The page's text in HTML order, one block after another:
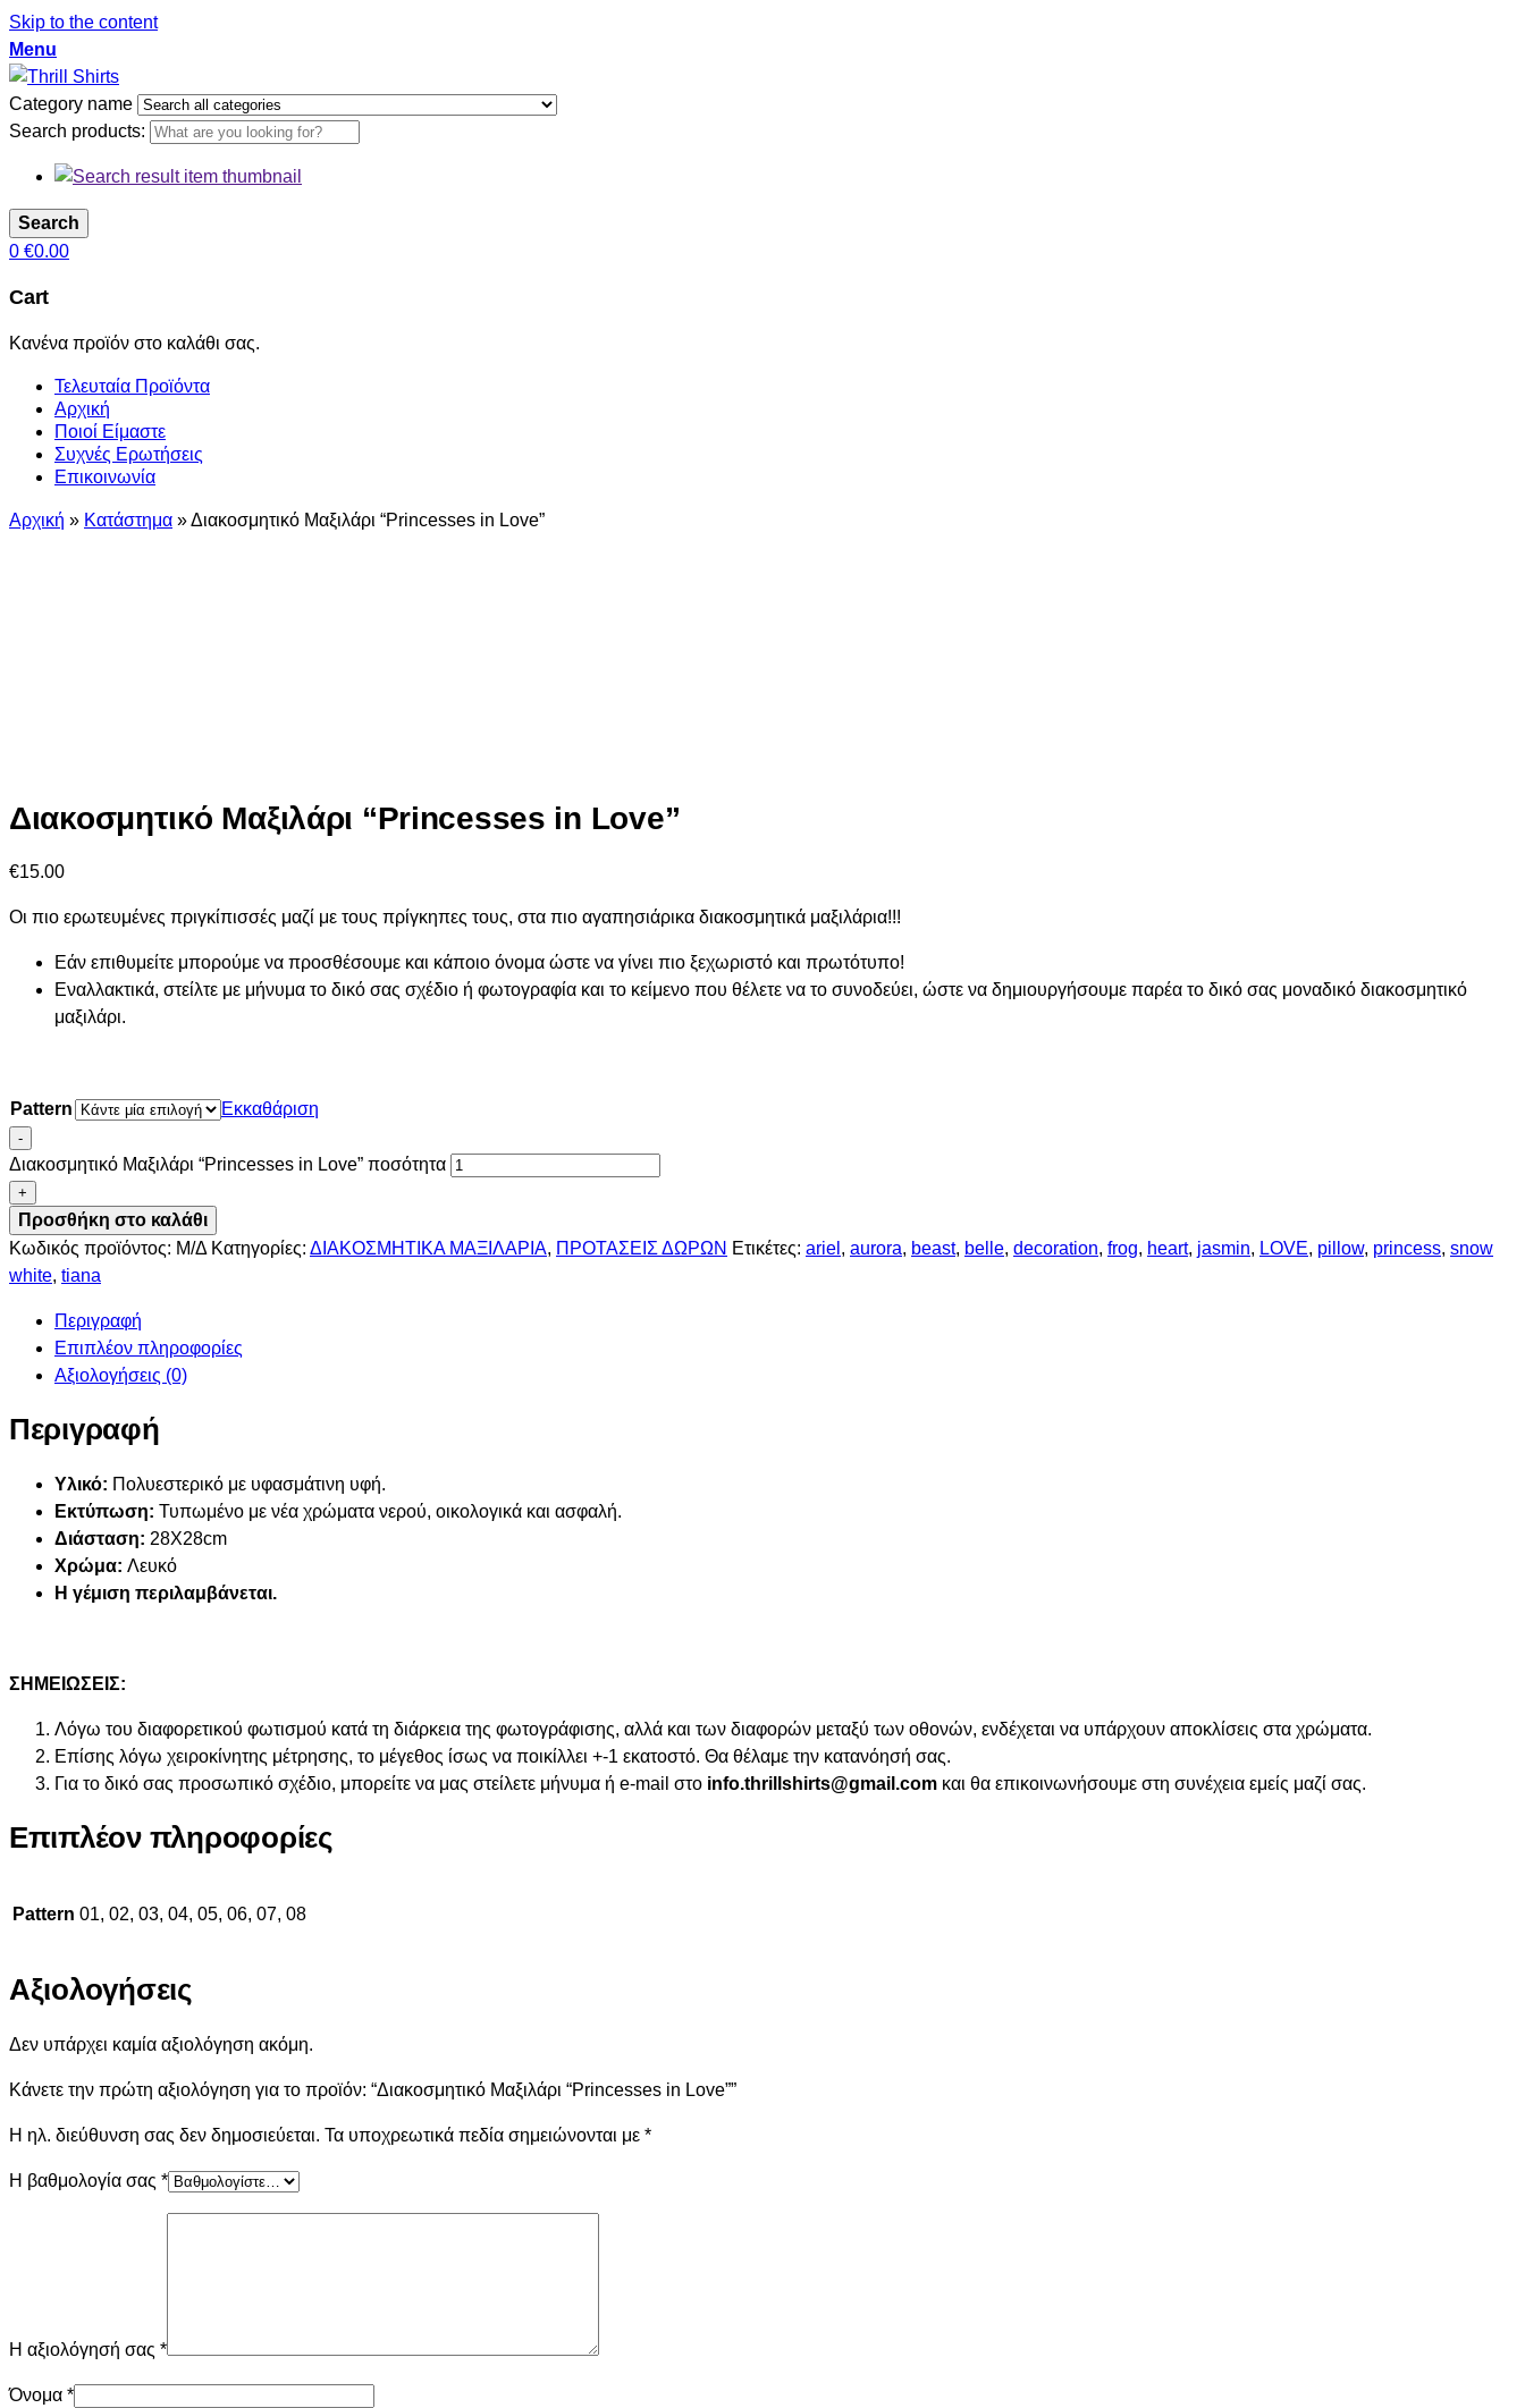
Skip to the content
Menu
Category name
Search products:
Search
0 €0.00
Cart
Κανένα προϊόν στο καλάθι σας.
Τελευταία Προϊόντα
Αρχική
Ποιοί Είμαστε
Συχνές Ερωτήσεις
Επικοινωνία
Αρχική » Κατάστημα »Διακοσμητικό Μαξιλάρι “Princesses in Love”
Διακοσμητικό Μαξιλάρι “Princesses in Love”
€15.00
Οι πιο ερωτευμένες πριγκίπισσές μαζί με τους πρίγκηπες τους, στα πιο αγαπησιάρικα διακοσμητικά μαξιλάρια!!!
Εάν επιθυμείτε μπορούμε να προσθέσουμε και κάποιο όνομα ώστε να γίνει πιο ξεχωριστό και πρωτότυπο!
Εναλλακτικά, στείλτε με μήνυμα το δικό σας σχέδιο ή φωτογραφία και το κείμενο που θέλετε να το συνοδεύει, ώστε να δημιουργήσουμε παρέα το δικό σας μοναδικό διακοσμητικό
μαξιλάρι.
Pattern Εκκαθάριση
-
Διακοσμητικό Μαξιλάρι “Princesses in Love” ποσότητα
+
Προσθήκη στο καλάθι
Κωδικός προϊόντος: Μ/Δ Κατηγορίες: ΔΙΑΚΟΣΜΗΤΙΚΑ ΜΑΞΙΛΑΡΙΑ, ΠΡΟΤΑΣΕΙΣ ΔΩΡΩΝ Ετικέτες: ariel , aurora, beast, belle, decoration, frog, heart, jasmin, LOVE, pillow, princess, snow
white, tiana
Περιγραφή
Επιπλέον πληροφορίες
Αξιολογήσεις (0)
Περιγραφή
Υλικό: Πολυεστερικό με υφασμάτινη υφή.
Εκτύπωση: Τυπωμένο με νέα χρώματα νερού, οικολογικά και ασφαλή.
Διάσταση: 28Χ28cm
Χρώμα: Λευκό
Η γέμιση περιλαμβάνεται.
ΣΗΜΕΙΩΣΕΙΣ:
Λόγω του διαφορετικού φωτισμού κατά τη διάρκεια της φωτογράφισης, αλλά και των διαφορών μεταξύ των οθονών, ενδέχεται να υπάρχουν αποκλίσεις στα χρώματα.
Επίσης λόγω χειροκίνητης μέτρησης, το μέγεθος ίσως να ποικίλλει +-1 εκατοστό. Θα θέλαμε την κατανόησή σας.
Για το δικό σας προσωπικό σχέδιο, μπορείτε να μας στείλετε μήνυμα ή e-mail στο info.thrillshirts@gmail.com και θα επικοινωνήσουμε στη συνέχεια εμείς μαζί σας.
Επιπλέον πληροφορίες
Pattern 01, 02, 03, 04, 05, 06, 07, 08
Αξιολογήσεις
Δεν υπάρχει καμία αξιολόγηση ακόμη.
Κάνετε την πρώτη αξιολόγηση για το προϊόν: “Διακοσμητικό Μαξιλάρι “Princesses in Love””
Η ηλ. διεύθυνση σας δεν δημοσιεύεται. Τα υποχρεωτικά πεδία σημειώνονται με *
Η βαθμολογία σας *
Η αξιολόγησή σας *
Όνομα *